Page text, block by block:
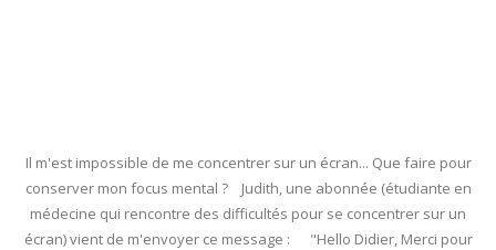
Il m'est impossible de me concentrer sur un écran... Que faire pour
conserver mon focus mental ? Judith, une abonnée (étudiante en
médecine qui rencontre des difficultés pour se concentrer sur un
écran) vient de m'envoyer ce message : "Hello Didier, Merci pour